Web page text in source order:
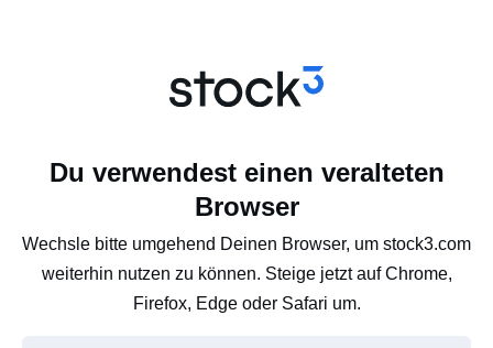
Du verwendest einen veralteten
Browser
Wechsle bitte umgehend Deinen Browser, um stock3.com
weiterhin nutzen zu können. Steige jetzt auf Chrome,
Firefox, Edge oder Safari um.